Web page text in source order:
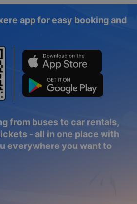
app for easy booking and
from buses to car rentals,
- all in one place with
everywhere you want to